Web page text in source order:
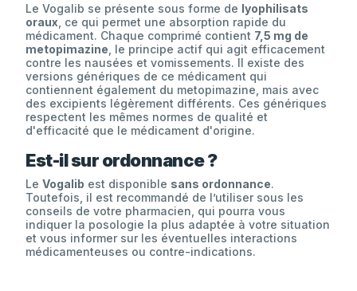
Le Vogalib se présente sous forme de lyophilisats
oraux , ce qui permet une absorption rapide du
médicament. Chaque comprimé contient 7,5 mg de
metopimazine , le principe actif qui agit efficacement
contre les nausées et vomissements. Il existe des
versions génériques de ce médicament qui
contiennent également du metopimazine, mais avec
des excipients légèrement différents. Ces génériques
respectent les mêmes normes de qualité et
d'efficacité que le médicament d'origine.
Est-il sur ordonnance ?
Le Vogalib est disponible sans ordonnance.
Toutefois, il est recommandé de l’utiliser sous les
conseils de votre pharmacien, qui pourra vous
indiquer la posologie la plus adaptée à votre situation
et vous informer sur les éventuelles interactions
médicamenteuses ou contre-indications.